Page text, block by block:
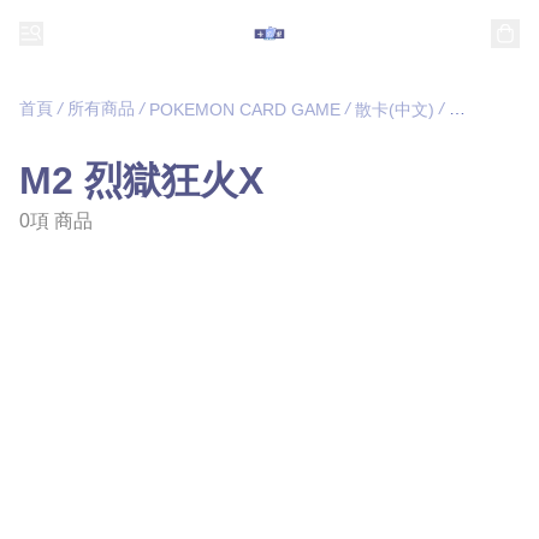
首頁 / 所有商品 / POKEMON CARD GAME / 散卡(中文) / M2 烈獄狂
M2 烈獄狂火X
0項 商品